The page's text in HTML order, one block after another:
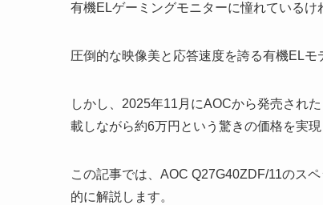
有機ELゲーミングモニターに憧れているけ
圧倒的な映像美と応答速度を誇る有機ELモ
しかし、2025年11月にAOCから発売され
載しながら約6万円という驚きの価格を実現
この記事では、AOC Q27G40ZDF/11のス
的に解説します。